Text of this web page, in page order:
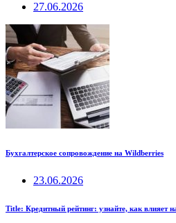
27.06.2026
Бухгалтерское сопровождение на Wildberries
23.06.2026
Title: Кредитный рейтинг: узнайте, как влияет